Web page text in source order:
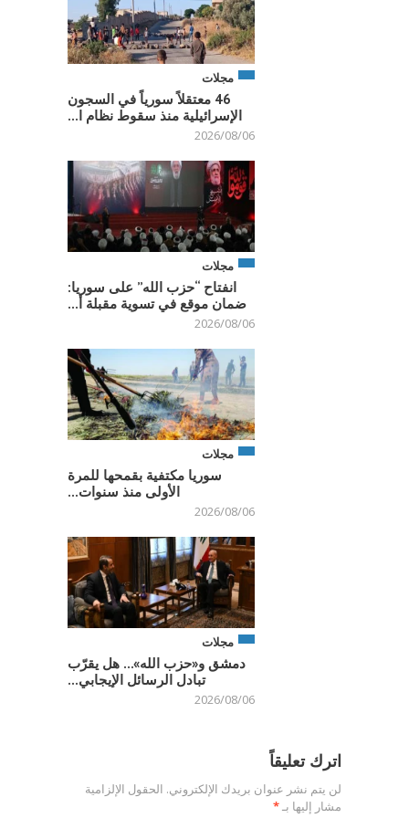
مجلات
46 معتقلاً سورياً في السجون
الإسرائيلية منذ سقوط نظام ا...
2026/08/06
مجلات
انفتاح “حزب الله” على سوريا:
ضمان موقع في تسوية مقبلة أ...
2026/08/06
مجلات
سوريا مكتفية بقمحها للمرة
الأولى منذ سنوات...
2026/08/06
مجلات
دمشق و«حزب الله»… هل يقرّب
تبادل الرسائل الإيجابي...
2026/08/06
اترك تعليقاً
لن يتم نشر عنوان بريدك الإلكتروني. الحقول الإلزامية
مشار إليها بـ*